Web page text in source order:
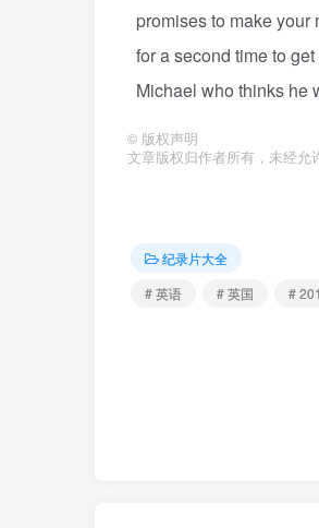
promises to make
for a second time to
Michael who thinks he
© 版权声明
文章版权归作者所有，未经允
纪录片大全
# 英语
# 英国 #